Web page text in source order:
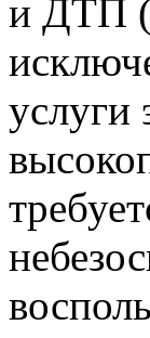
и ДТП
услуги